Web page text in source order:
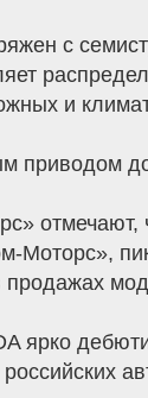
с
и
приводом
отмечают,
Моторс»,
продажах
ярко
российских